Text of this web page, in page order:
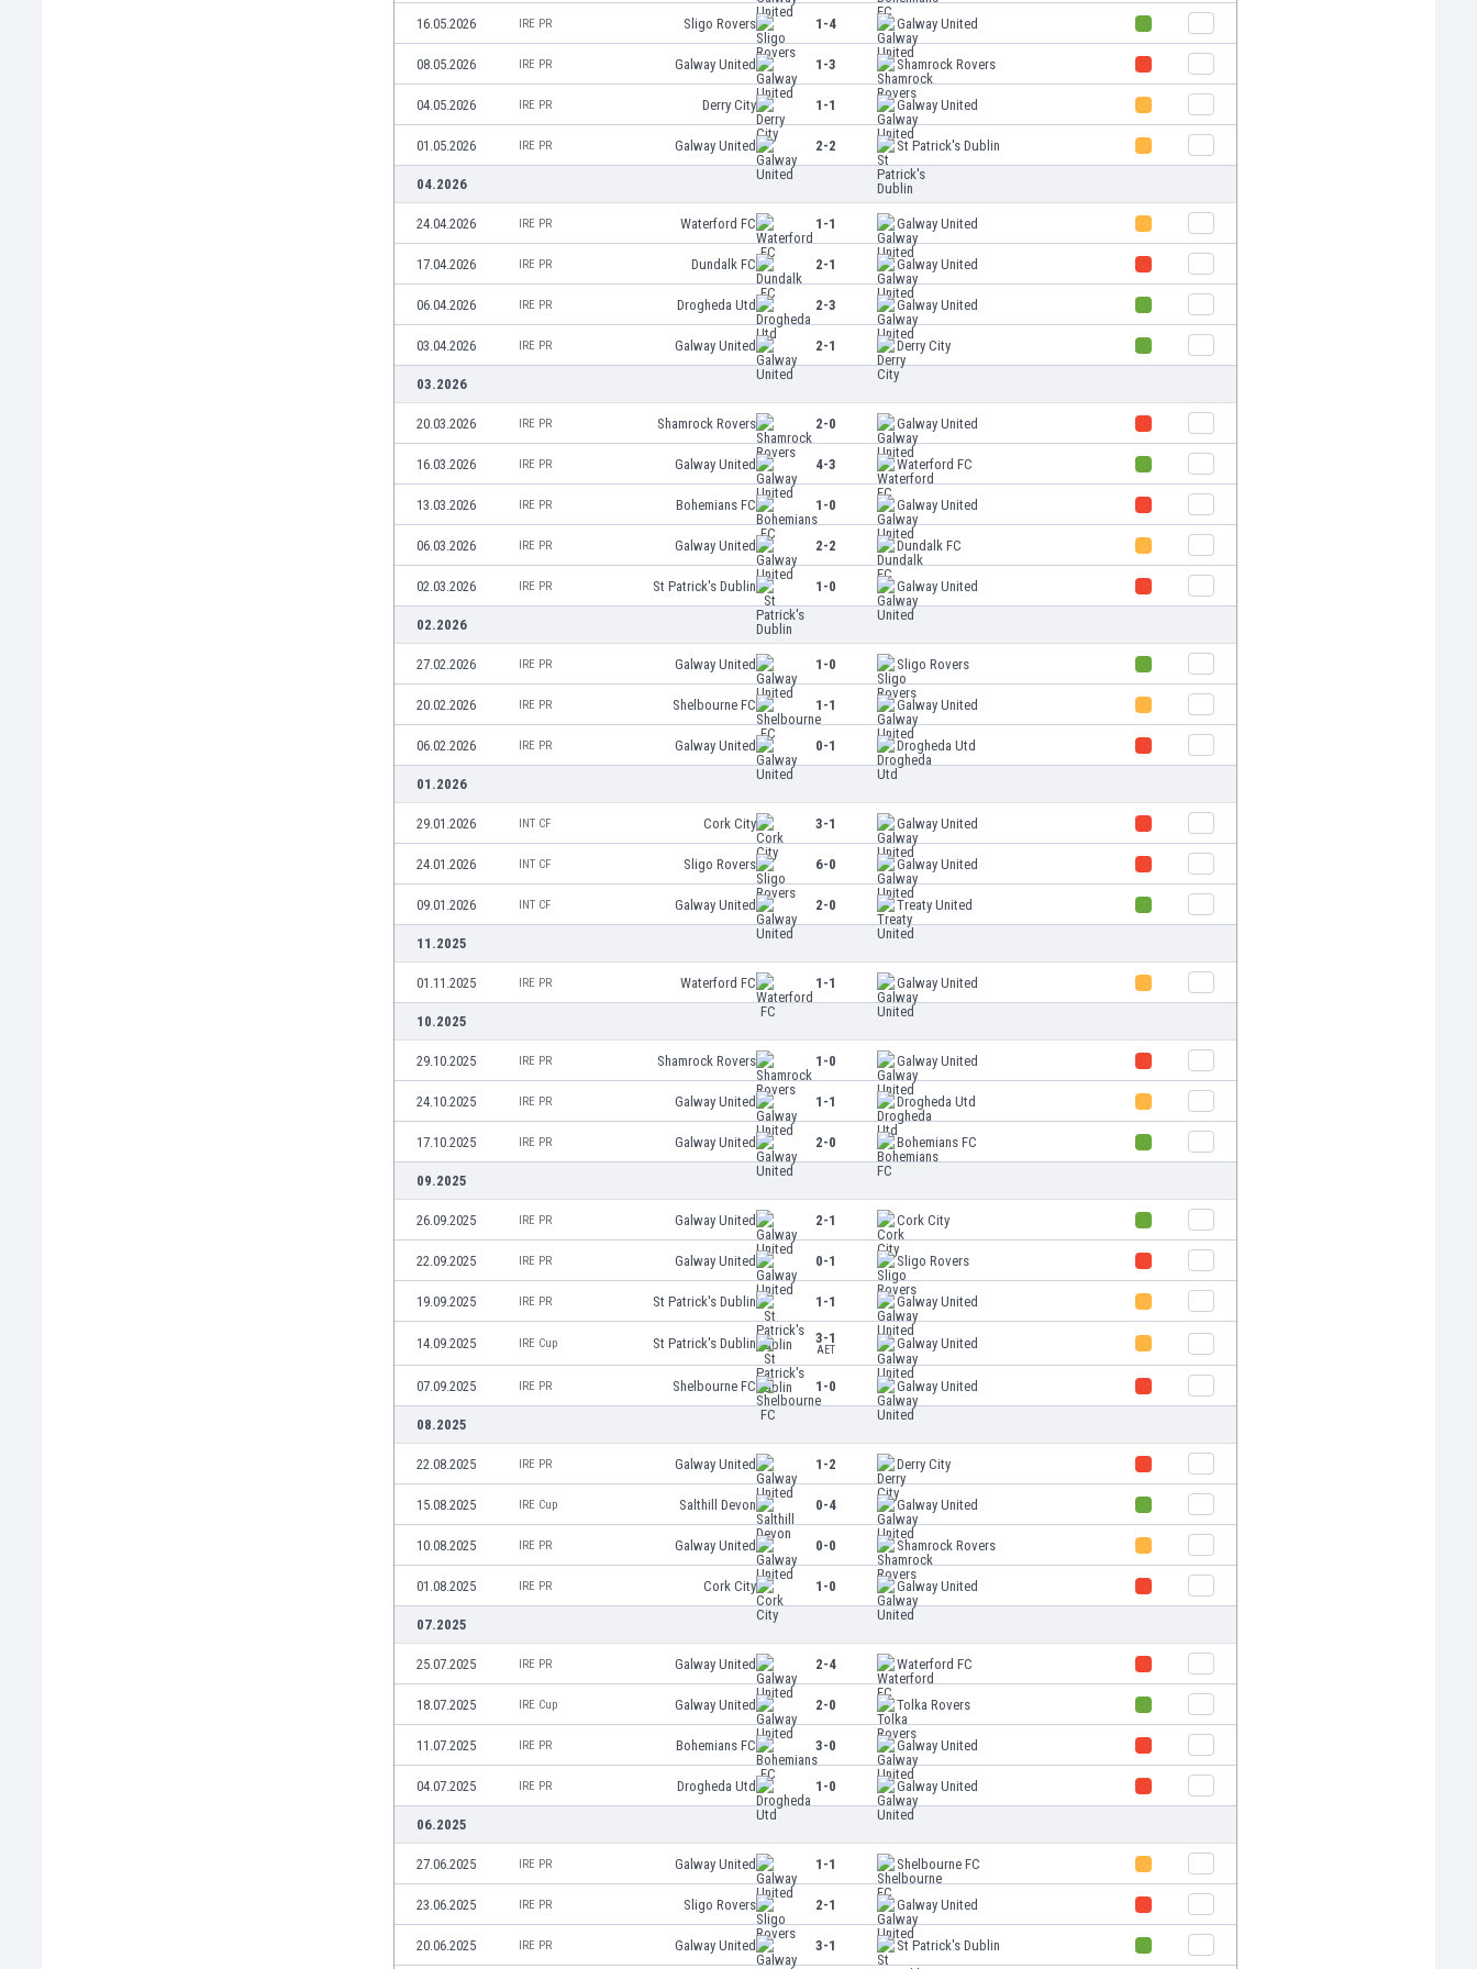
16.05.2026 IRE PR Sligo Rovers 1-4 Galway United
08.05.2026 IRE PR Galway United 1-3 Shamrock Rovers
04.05.2026 IRE PR Derry City 1-1 Galway United
01.05.2026 IRE PR Galway United 2-2 St Patrick's Dublin
04.2026
24.04.2026 IRE PR Waterford FC 1-1 Galway United
17.04.2026 IRE PR Dundalk FC 2-1 Galway United
06.04.2026 IRE PR Drogheda Utd 2-3 Galway United
03.04.2026 IRE PR Galway United 2-1 Derry City
03.2026
20.03.2026 IRE PR Shamrock Rovers 2-0 Galway United
16.03.2026 IRE PR Galway United 4-3 Waterford FC
13.03.2026 IRE PR Bohemians FC 1-0 Galway United
06.03.2026 IRE PR Galway United 2-2 Dundalk FC
02.03.2026 IRE PR St Patrick's Dublin 1-0 Galway United
02.2026
27.02.2026 IRE PR Galway United 1-0 Sligo Rovers
20.02.2026 IRE PR Shelbourne FC 1-1 Galway United
06.02.2026 IRE PR Galway United 0-1 Drogheda Utd
01.2026
29.01.2026 INT CF Cork City 3-1 Galway United
24.01.2026 INT CF Sligo Rovers 6-0 Galway United
09.01.2026 INT CF Galway United 2-0 Treaty United
11.2025
01.11.2025 IRE PR Waterford FC 1-1 Galway United
10.2025
29.10.2025 IRE PR Shamrock Rovers 1-0 Galway United
24.10.2025 IRE PR Galway United 1-1 Drogheda Utd
17.10.2025 IRE PR Galway United 2-0 Bohemians FC
09.2025
26.09.2025 IRE PR Galway United 2-1 Cork City
22.09.2025 IRE PR Galway United 0-1 Sligo Rovers
19.09.2025 IRE PR St Patrick's Dublin 1-1 Galway United
14.09.2025 IRE Cup St Patrick's Dublin 3-1
AET Galway United
07.09.2025 IRE PR Shelbourne FC 1-0 Galway United
08.2025
22.08.2025 IRE PR Galway United 1-2 Derry City
15.08.2025 IRE Cup Salthill Devon 0-4 Galway United
10.08.2025 IRE PR Galway United 0-0 Shamrock Rovers
01.08.2025 IRE PR Cork City 1-0 Galway United
07.2025
25.07.2025 IRE PR Galway United 2-4 Waterford FC
18.07.2025 IRE Cup Galway United 2-0 Tolka Rovers
11.07.2025 IRE PR Bohemians FC 3-0 Galway United
04.07.2025 IRE PR Drogheda Utd 1-0 Galway United
06.2025
27.06.2025 IRE PR Galway United 1-1 Shelbourne FC
23.06.2025 IRE PR Sligo Rovers 2-1 Galway United
20.06.2025 IRE PR Galway United 3-1 St Patrick's Dublin